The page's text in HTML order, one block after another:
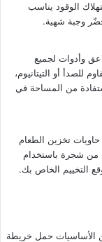
الوقود يناسب
وجبة شهية.
وأدوات لجميع
للصدأ أو التيتانيوم،
من المساحة في
تخزين الطعام
من شجرة باستخدام
التخييم الخاص بك.
الأساسيات حمل خريطة